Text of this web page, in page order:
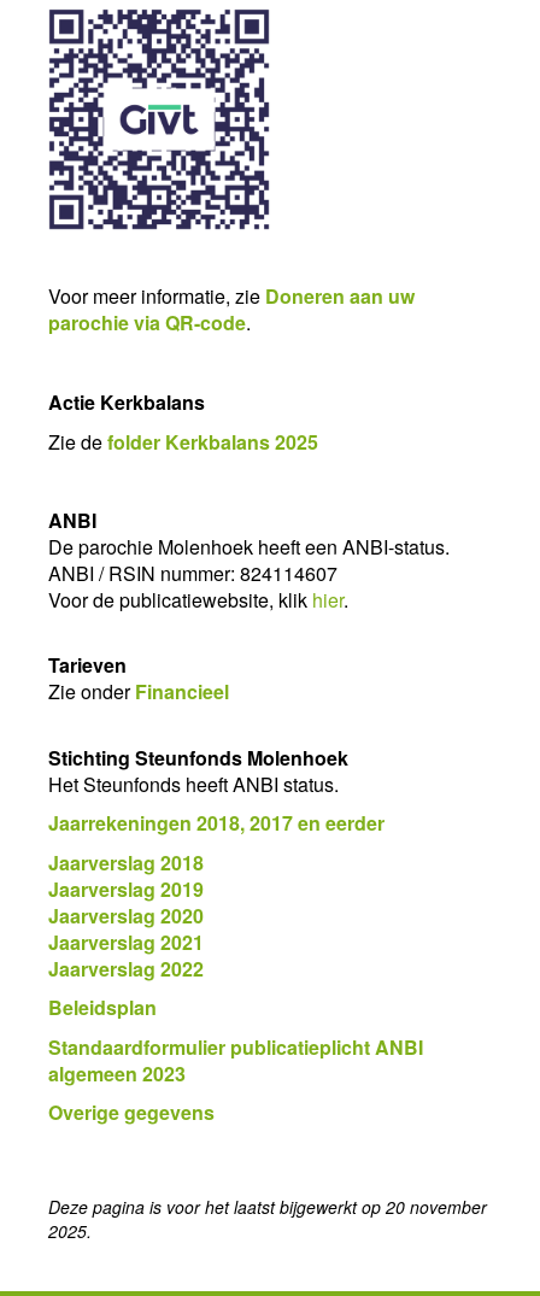
Voor meer informatie, zie Doneren aan uw
parochie via QR-code.
Actie Kerkbalans
Zie defolder Kerkbalans 2025
ANBI
De parochie Molenhoek heeft een ANBI-status.
ANBI / RSIN nummer: 824114607
Voor de publicatiewebsite, klik hier.
Tarieven
Zie onderFinancieel
Stichting Steunfonds Molenhoek
Het Steunfonds heeft ANBI status.
Jaarrekeningen 2018, 2017 en eerder
Jaarverslag 2018
Jaarverslag 2019
Jaarverslag 2020
Jaarverslag 2021
Jaarverslag 2022
Beleidsplan
Standaardformulier publicatieplicht ANBI
algemeen 2023
Overige gegevens
Deze pagina is voor het laatst bijgewerkt op 20 november
2025.